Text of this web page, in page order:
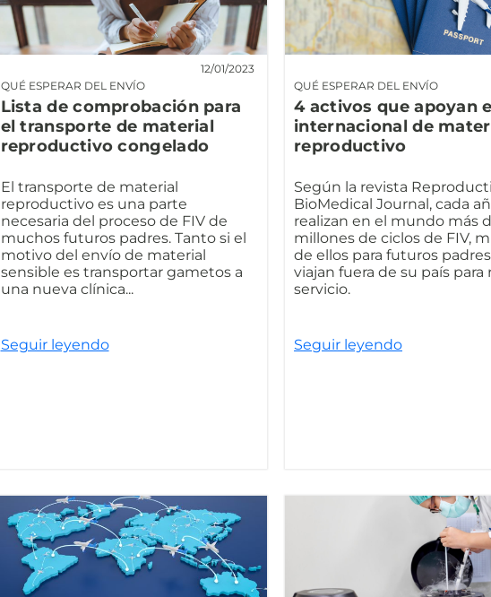
QUÉ ESPERAR DEL ENVÍO
12/01/2023
Lista de comprobación para
el transporte de material
reproductivo congelado
El transporte de material
reproductivo es una parte
necesaria del proceso de FIV de
muchos futuros padres. Tanto si el
motivo del envío de material
sensible es transportar gametos a
una nueva clínica...
Seguir leyendo
QUÉ ESPERAR DEL ENVÍO
4 activos que apoyan
internacional de
reproductivo
Según la revista
BioMedical Journal, cada
realizan en el mundo más
millones de ciclos de FIV,
de ellos para futuros
viajan fuera de su país para
servicio.
Seguir leyendo